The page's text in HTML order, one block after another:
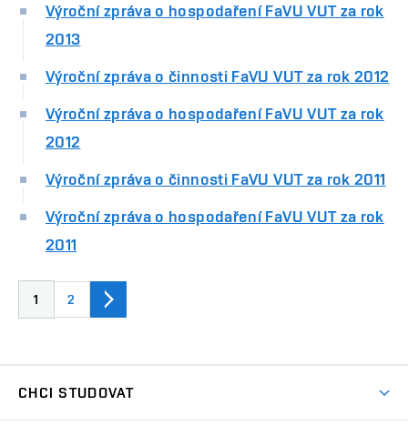
Výroční zpráva o hospodaření FaVU VUT za rok
2013
Výroční zpráva o činnosti FaVU VUT za rok 2012
Výroční zpráva o hospodaření FaVU VUT za rok
2012
Výroční zpráva o činnosti FaVU VUT za rok 2011
Výroční zpráva o hospodaření FaVU VUT za rok
2011
1 2
CHCI STUDOVAT